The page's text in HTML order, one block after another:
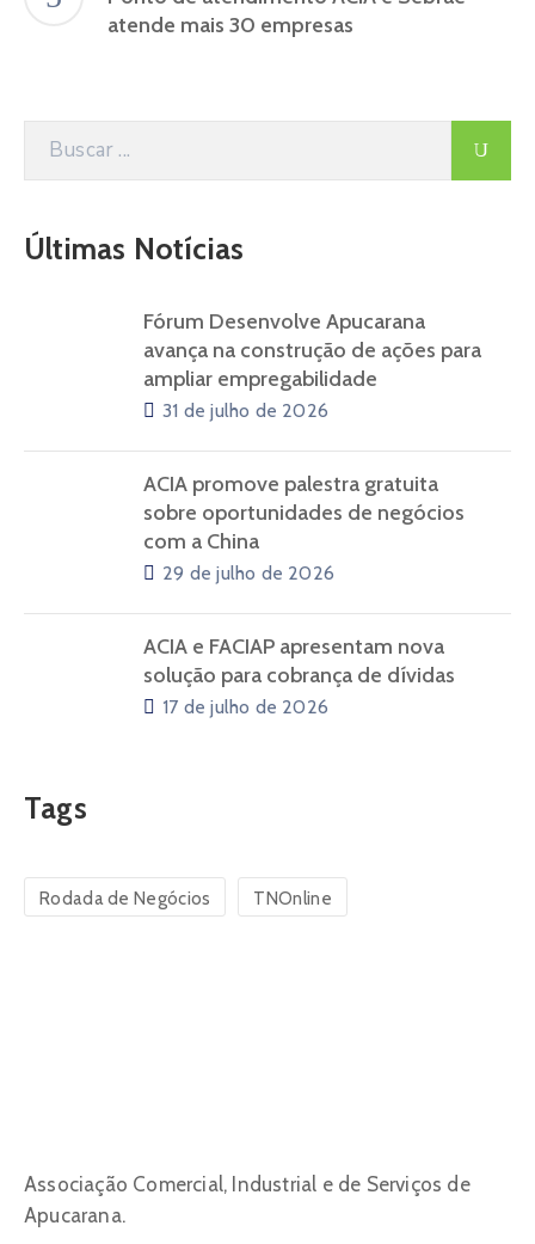
atende mais 30 empresas
Últimas Notícias
Fórum Desenvolve Apucarana
avança na construção de ações para
ampliar empregabilidade
31 de julho de 2026
ACIA promove palestra gratuita
sobre oportunidades de negócios
com a China
29 de julho de 2026
ACIA e FACIAP apresentam nova
solução para cobrança de dívidas
17 de julho de 2026
Tags
Rodada de Negócios TNOnline
Associação Comercial, Industrial e de Serviços de
Apucarana.